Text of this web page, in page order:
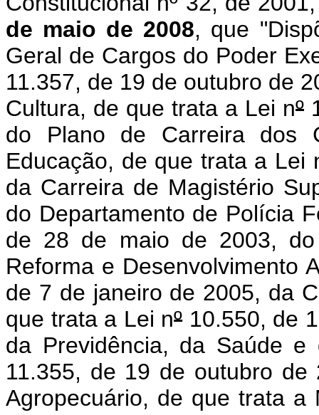
de maio de 2008, que
Geral de Cargos do Poder
11.357, de 19 de outubro de
Cultura, de que trata a Lei nº
do Plano de Carreira dos
Educação, de que trata a Lei
da Carreira de Magistério
do Departamento de Polícia
de 28 de maio de 2003,
Reforma e Desenvolvimento
de 7 de janeiro de 2005, da
que trata a Lei nº10.550, de
da Previdência, da Saúde
11.355, de 19 de outubro
Agropecuário, de que trata a